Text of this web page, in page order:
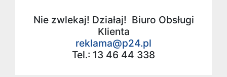
Nie zwlekaj! Działaj! Biuro Obsługi
Klienta
reklama@p24.pl
Tel.: 13 46 44 338